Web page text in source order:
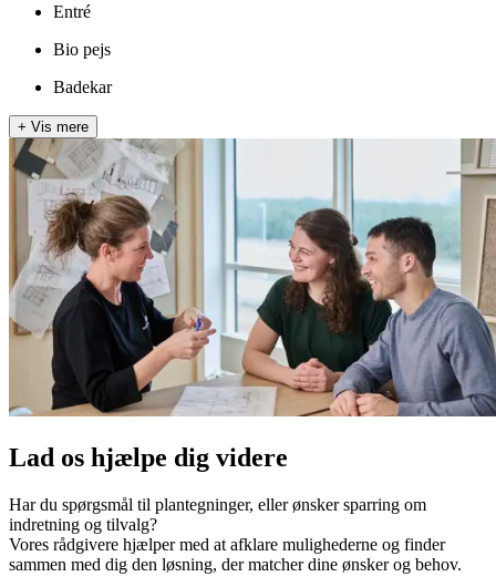
Entré
Bio pejs
Badekar
+ Vis mere
Lad os hjælpe dig videre
Har du spørgsmål til plantegninger, eller ønsker sparring om
indretning og tilvalg?
Vores rådgivere hjælper med at afklare mulighederne og finder
sammen med dig den løsning, der matcher dine ønsker og behov.